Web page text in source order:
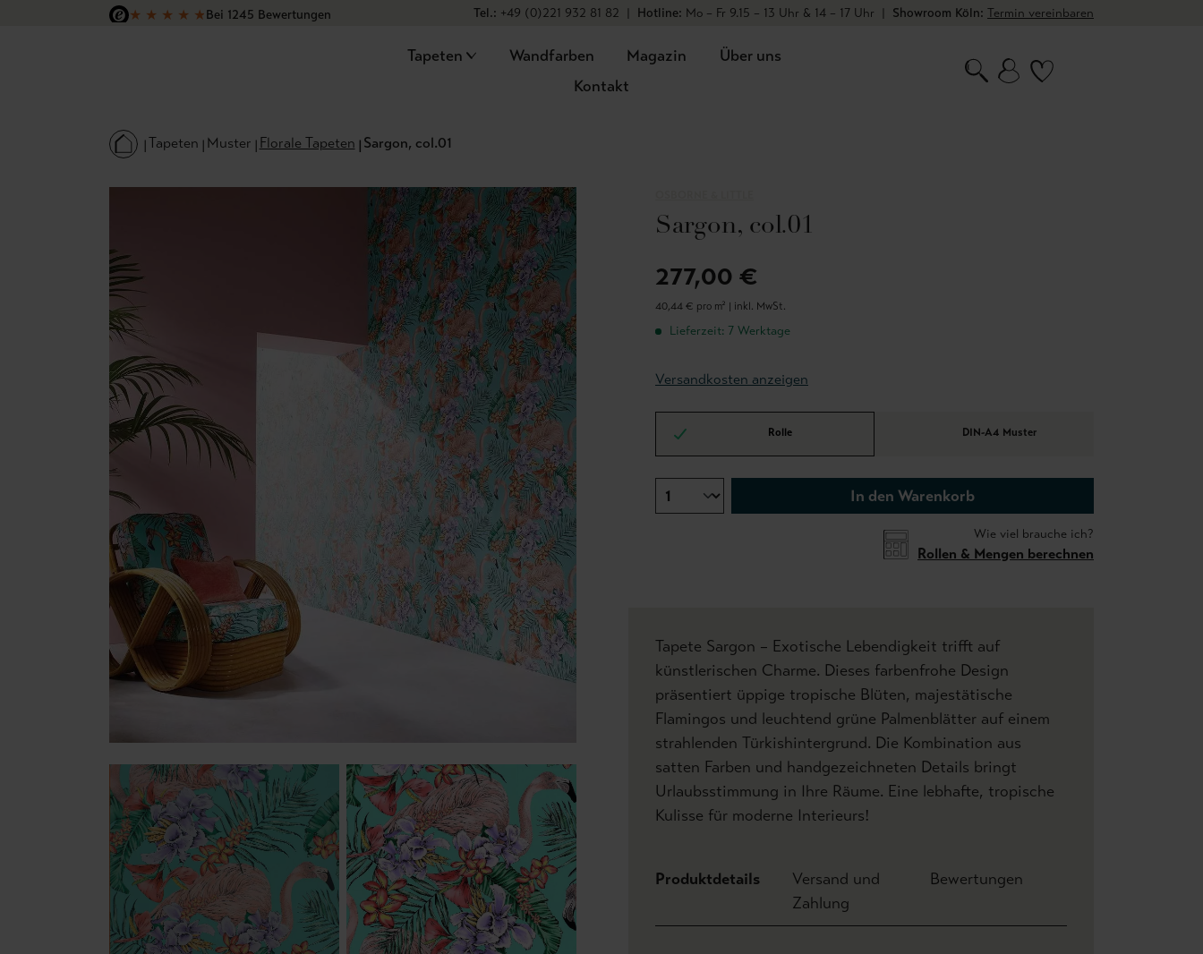
Hauptinhalt springen
Zur Suche springen
Zur Hauptnavigation springen
★ ★ ★ ★ ★Bei 1245 Bewertungen
Tel.: +49 (0)221 932 81 82 | Hotline: Mo – Fr 9.15 – 13 Uhr & 14 – 17 Uhr | Showroom Köln: Termin vereinbaren
Tapeten Wandfarben Magazin
Über uns
Kontakt
Tapeten Muster Florale Tapeten Sargon, col.01
Sargon, col.01
277,00 €
40,44 € pro m² | inkl. MwSt.
Lieferzeit: 7 Werktage
Versandkosten anzeigen
Rolle DIN-A4 Muster
In den Warenkorb
Wie viel brauche ich?
Rollen & Mengen berechnen
Tapete Sargon – Exotische Lebendigkeit trifft auf
künstlerischen Charme. Dieses farbenfrohe Design
präsentiert üppige tropische Blüten, majestätische
Flamingos und leuchtend grüne Palmenblätter auf einem
strahlenden Türkishintergrund. Die Kombination aus
satten Farben und handgezeichneten Details bringt
Urlaubsstimmung in Ihre Räume. Eine lebhafte, tropische
Kulisse für moderne Interieurs!
Produktdetails
Versand und
Zahlung
Bewertungen